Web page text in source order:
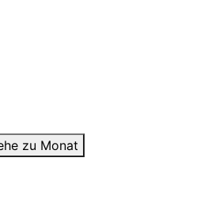
zu Monat